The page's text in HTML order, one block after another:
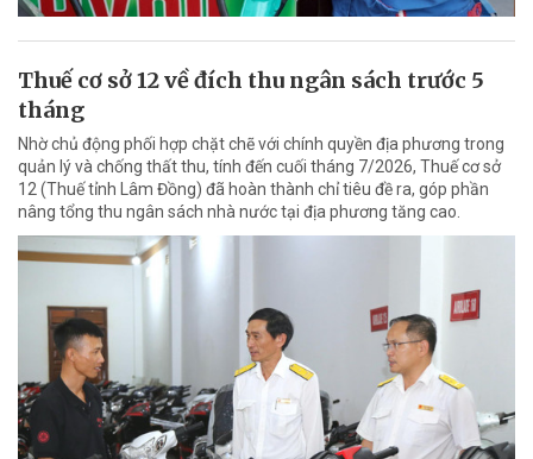
Thuế cơ sở 12 về đích thu ngân sách trước 5
tháng
Nhờ chủ động phối hợp chặt chẽ với chính quyền địa phương trong
quản lý và chống thất thu, tính đến cuối tháng 7/2026, Thuế cơ sở
12 (Thuế tỉnh Lâm Đồng) đã hoàn thành chỉ tiêu đề ra, góp phần
nâng tổng thu ngân sách nhà nước tại địa phương tăng cao.